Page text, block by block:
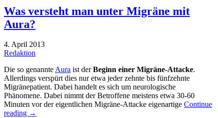
Was versteht man unter Migräne mit
Aura?
4. April 2013
Redaktion
Die so genannteAura ist derBeginn einer Migräne-Attacke.
Allerdings verspürt dies nur etwa jeder zehnte bis fünfzehnte
Migränepatient. Dabei handelt es sich um neurologische
Phänomene. Dabei nimmt der Betroffene meistens etwa 30-60
Minuten vor der eigentlichen Migräne-Attacke eigenartige Continue
reading →